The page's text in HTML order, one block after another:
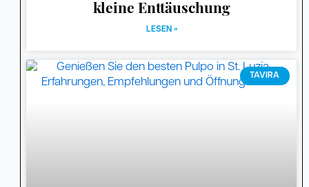
kleine Enttäuschung
LESEN »
TAVIRA